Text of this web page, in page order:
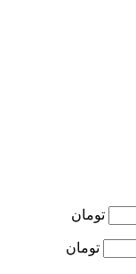
تومان
تومان